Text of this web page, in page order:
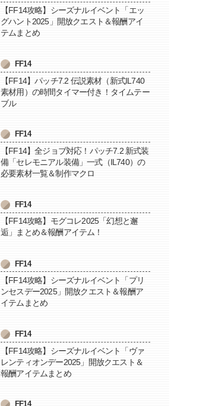
【FF14攻略】シーズナルイベント「エッ
グハント2025」開放クエスト＆報酬アイ
テムまとめ
FF14
【FF14】パッチ7.2 伝説素材（新式IL740
素材用）の時間タイマー付き！タイムテー
ブル
FF14
【FF14】全ジョブ対応！パッチ7.2 新式装
備「セレモニアル装備」一式（IL740）の
必要素材一覧＆制作マクロ
FF14
【FF14攻略】モグコレ2025「幻想と邂
逅」まとめ＆報酬アイテム！
FF14
【FF14攻略】シーズナルイベント「プリ
ンセスデー2025」開放クエスト＆報酬ア
イテムまとめ
FF14
【FF14攻略】シーズナルイベント「ヴァ
レンティオンデー2025」開放クエスト＆
報酬アイテムまとめ